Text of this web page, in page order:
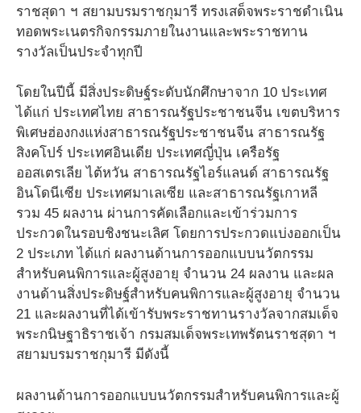
ราชสุดา ฯ สยามบรมราชกุมารี ทรงเสด็จพระราชดำเนิน
ทอดพระเนตรกิจกรรมภายในงานและพระราชทาน
รางวัลเป็นประจำทุกปี
โดยในปีนี้ มีสิ่งประดิษฐ์ระดับนักศึกษาจาก 10 ประเทศ
ได้แก่ ประเทศไทย สาธารณรัฐประชาชนจีน เขตบริหาร
พิเศษฮ่องกงแห่งสาธารณรัฐประชาชนจีน สาธารณรัฐ
สิงคโปร์ ประเทศอินเดีย ประเทศญี่ปุ่น เครือรัฐ
ออสเตรเลีย ไต้หวัน สาธารณรัฐไอร์แลนด์ สาธารณรัฐ
อินโดนีเซีย ประเทศมาเลเซีย และสาธารณรัฐเกาหลี
รวม 45 ผลงาน ผ่านการคัดเลือกและเข้าร่วมการ
ประกวดในรอบชิงชนะเลิศ โดยการประกวดแบ่งออกเป็น
2 ประเภท ได้แก่ ผลงานด้านการออกแบบนวัตกรรม
สำหรับคนพิการและผู้สูงอายุ จำนวน 24 ผลงาน และผล
งานด้านสิ่งประดิษฐ์สำหรับคนพิการและผู้สูงอายุ จำนวน
21 และผลงานที่ได้เข้ารับพระราชทานรางวัลจากสมเด็จ
พระกนิษฐาธิราชเจ้า กรมสมเด็จพระเทพรัตนราชสุดา ฯ
สยามบรมราชกุมารี มีดังนี้
ผลงานด้านการออกแบบนวัตกรรมสำหรับคนพิการและผู้